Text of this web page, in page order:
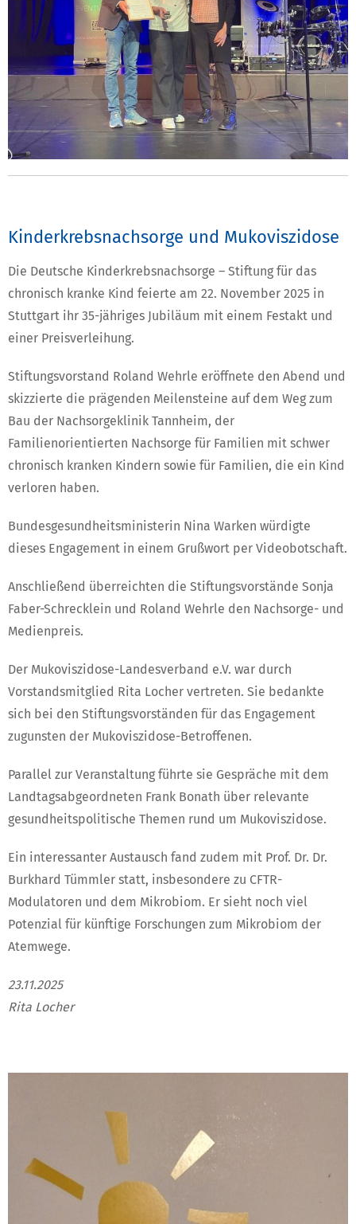
Kinderkrebsnachsorge und Mukoviszidose
Die Deutsche Kinderkrebsnachsorge – Stiftung für das
chronisch kranke Kind feierte am 22. November 2025 in
Stuttgart ihr 35-jähriges Jubiläum mit einem Festakt und
einer Preisverleihung.
Stiftungsvorstand Roland Wehrle eröffnete den Abend und
skizzierte die prägenden Meilensteine auf dem Weg zum
Bau der Nachsorgeklinik Tannheim, der
Familienorientierten Nachsorge für Familien mit schwer
chronisch kranken Kindern sowie für Familien, die ein Kind
verloren haben.
Bundesgesundheitsministerin Nina Warken würdigte
dieses Engagement in einem Grußwort per Videobotschaft.
Anschließend überreichten die Stiftungsvorstände Sonja
Faber-Schrecklein und Roland Wehrle den Nachsorge- und
Medienpreis.
Der Mukoviszidose-Landesverband e.V. war durch
Vorstandsmitglied Rita Locher vertreten. Sie bedankte
sich bei den Stiftungsvorständen für das Engagement
zugunsten der Mukoviszidose-Betroffenen.
Parallel zur Veranstaltung führte sie Gespräche mit dem
Landtagsabgeordneten Frank Bonath über relevante
gesundheitspolitische Themen rund um Mukoviszidose.
Ein interessanter Austausch fand zudem mit Prof. Dr. Dr.
Burkhard Tümmler statt, insbesondere zu CFTR-
Modulatoren und dem Mikrobiom. Er sieht noch viel
Potenzial für künftige Forschungen zum Mikrobiom der
Atemwege.
23.11.2025
Rita Locher